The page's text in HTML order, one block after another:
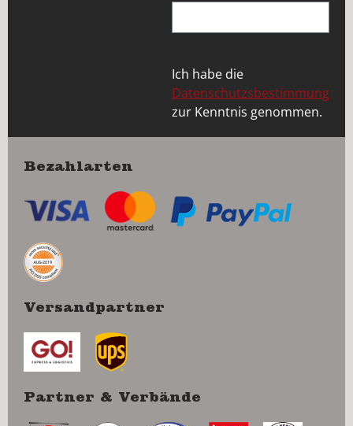
Ich habe die
Datenschutzsbestimmung
zur Kenntnis genommen.
Bezahlarten
Versandpartner
Partner & Verbände